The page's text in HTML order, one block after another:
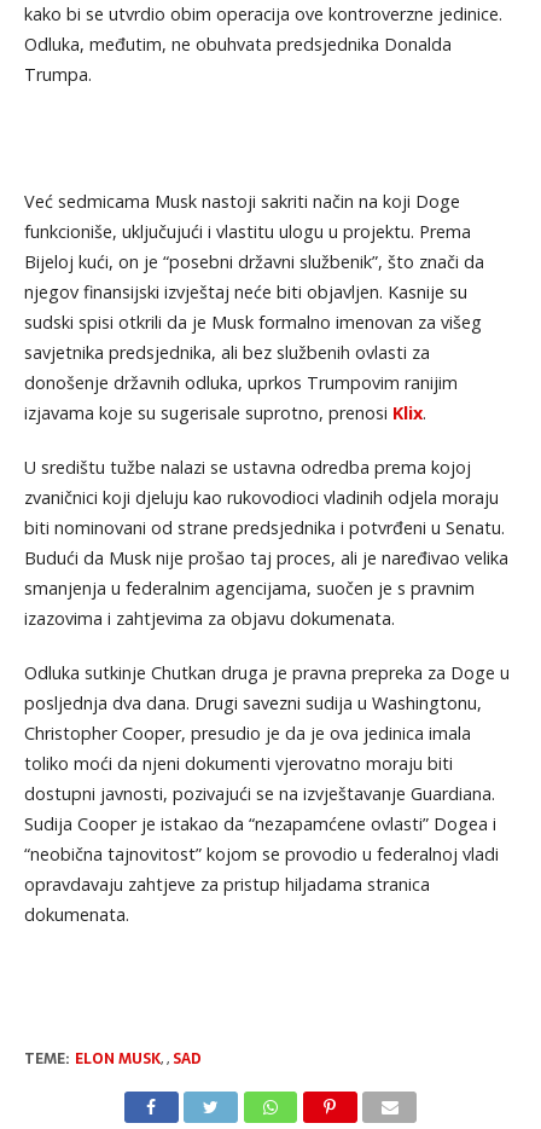
kako bi se utvrdio obim operacija ove kontroverzne jedinice.
Odluka, međutim, ne obuhvata predsjednika Donalda
Trumpa.
Već sedmicama Musk nastoji sakriti način na koji Doge
funkcioniše, uključujući i vlastitu ulogu u projektu. Prema
Bijeloj kući, on je “posebni državni službenik”, što znači da
njegov finansijski izvještaj neće biti objavljen. Kasnije su
sudski spisi otkrili da je Musk formalno imenovan za višeg
savjetnika predsjednika, ali bez službenih ovlasti za
donošenje državnih odluka, uprkos Trumpovim ranijim
izjavama koje su sugerisale suprotno, prenosi Klix.
U središtu tužbe nalazi se ustavna odredba prema kojoj
zvaničnici koji djeluju kao rukovodioci vladinih odjela moraju
biti nominovani od strane predsjednika i potvrđeni u Senatu.
Budući da Musk nije prošao taj proces, ali je naređivao velika
smanjenja u federalnim agencijama, suočen je s pravnim
izazovima i zahtjevima za objavu dokumenata.
Odluka sutkinje Chutkan druga je pravna prepreka za Doge u
posljednja dva dana. Drugi savezni sudija u Washingtonu,
Christopher Cooper, presudio je da je ova jedinica imala
toliko moći da njeni dokumenti vjerovatno moraju biti
dostupni javnosti, pozivajući se na izvještavanje Guardiana.
Sudija Cooper je istakao da “nezapamćene ovlasti” Dogea i
“neobična tajnovitost” kojom se provodio u federalnoj vladi
opravdavaju zahtjeve za pristup hiljadama stranica
dokumenata.
TEME: ELON MUSK,, SAD